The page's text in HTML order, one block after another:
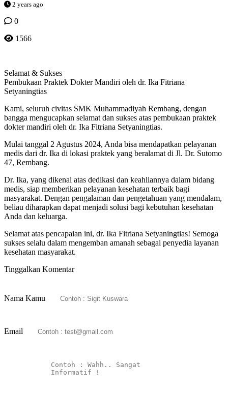
2 years ago
0
1566
Selamat & Sukses
Pembukaan Praktek Dokter Mandiri oleh dr. Ika Fitriana
Setyaningtias
Kami, seluruh civitas SMK Muhammadiyah Rembang, dengan
bangga mengucapkan selamat dan sukses atas pembukaan praktek
dokter mandiri oleh dr. Ika Fitriana Setyaningtias.
Mulai tanggal 2 Agustus 2024, Anda bisa mendapatkan pelayanan
medis dari dr. Ika di lokasi praktek yang beralamat di Jl. Dr. Sutomo
47, Rembang.
Dr. Ika, yang dikenal atas dedikasi dan keahliannya dalam bidang
medis, siap memberikan pelayanan kesehatan terbaik bagi
masyarakat. Dengan pengalaman dan pengetahuan yang mendalam,
beliau diharapkan dapat menjadi solusi bagi kebutuhan kesehatan
Anda dan keluarga.
Selamat atas pencapaian ini, dr. Ika Fitriana Setyaningtias! Semoga
sukses selalu dalam mengemban amanah sebagai penyedia layanan
kesehatan masyarakat.
Tinggalkan Komentar
Nama Kamu
Email